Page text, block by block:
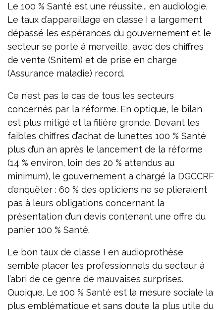
Le 100 % Santé est une réussite... en audiologie.
Le taux d’appareillage en classe I a largement
dépassé les espérances du gouvernement et le
secteur se porte à merveille, avec des chiffres
de vente (Snitem) et de prise en charge
(Assurance maladie) record.
Ce n’est pas le cas de tous les secteurs
concernés par la réforme. En optique, le bilan
est plus mitigé et la filière gronde. Devant les
faibles chiffres d’achat de lunettes 100 % Santé
plus d’un an après le lancement de la réforme
(14 % environ, loin des 20 % attendus au
minimum), le gouvernement a chargé la DGCCRF
d’enquêter : 60 % des opticiens ne se plieraient
pas à leurs obligations concernant la
présentation d’un devis contenant une offre du
panier 100 % Santé.
Le bon taux de classe I en audioprothèse
semble placer les professionnels du secteur à
l’abri de ce genre de mauvaises surprises.
Quoique. Le 100 % Santé est la mesure sociale la
plus emblématique et sans doute la plus utile du